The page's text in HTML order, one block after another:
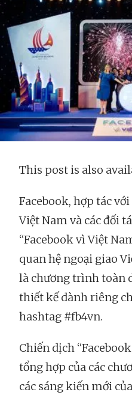
This post is also
Facebook, hợp tác
Việt Nam và các đối
“Facebook vì Việt
quan hệ ngoại giao
là chương trình toàn
thiết kế dành riêng
hashtag #fb4vn.
Chiến dịch
tổng hợp của các
các sáng kiến mới